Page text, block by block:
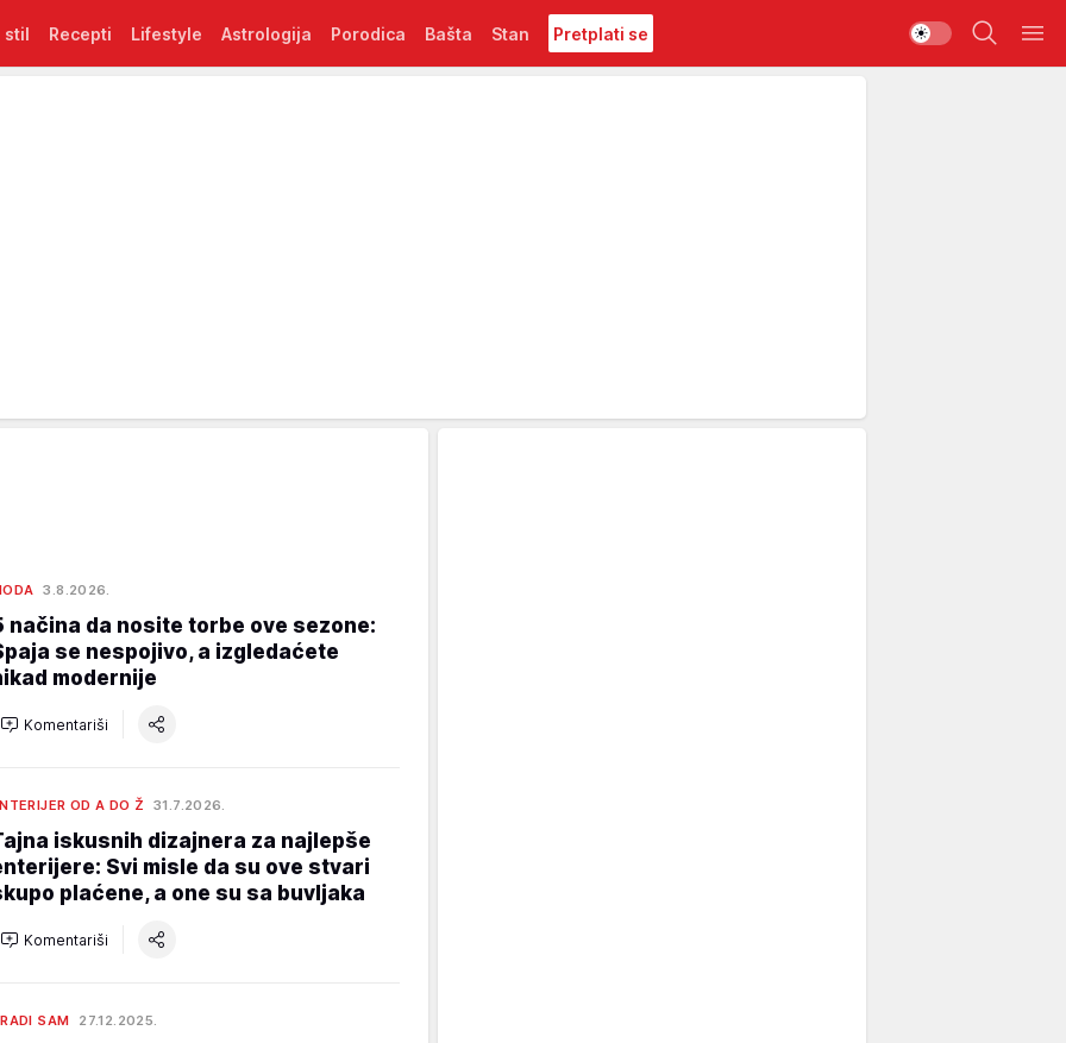
stil Recepti Lifestyle Astrologija Porodica Bašta Stan Pretplati se
3.8.2026.
načina da nosite torbe ove sezone:
se nespojivo, a izgledaćete
modernije
Komentariši
OD A DO Ž 31.7.2026.
iskusnih dizajnera za najlepše
Svi misle da su ove stvari
plaćene, a one su sa buvljaka
Komentariši
SAM 27.12.2025.